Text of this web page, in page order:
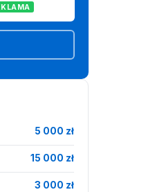
5 000 zł
15 000 zł
3 000 zł